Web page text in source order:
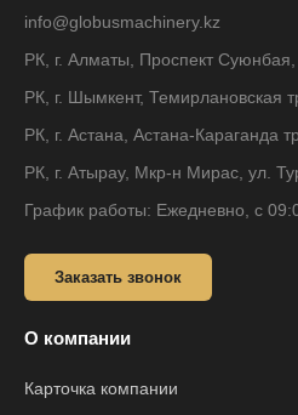
info@globusmachinery.kz
РК, г. Алматы, Проспект
РК, г. Шымкент, Темирлановская
РК, г. Астана, Астана-Караганда
РК, г. Атырау, Мкр-н Мирас, ул.
График работы: Ежедневно, с
Заказать звонок
О компании
Карточка компании